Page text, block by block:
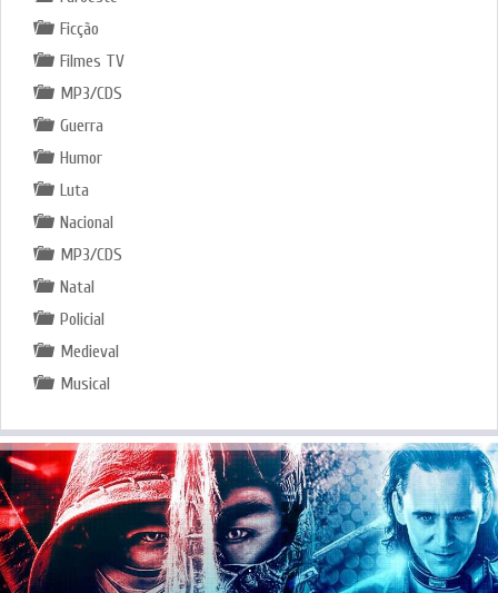
Ficção
Filmes TV
MP3/CDS
Guerra
Humor
Luta
Nacional
MP3/CDS
Natal
Policial
Medieval
Musical
.